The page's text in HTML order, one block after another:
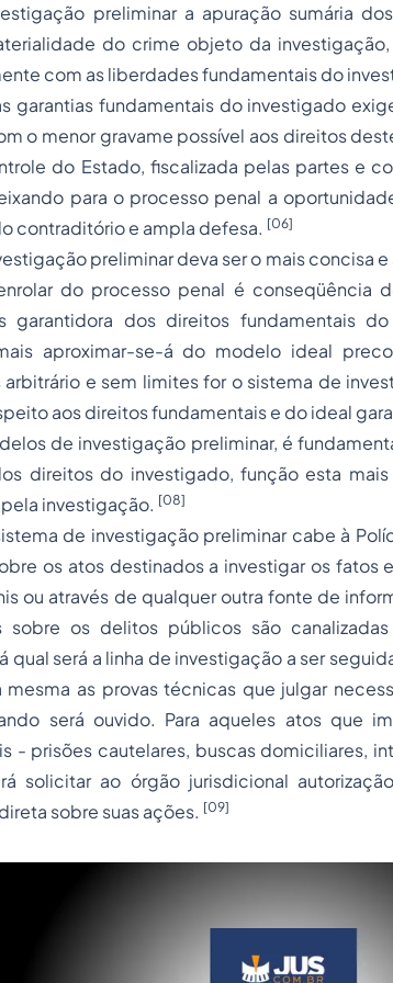
preliminar a apuração sumária
do crime objeto da
com as liberdades fundamentais do
garantias fundamentais do investigado
o menor gravame possível aos direitos
do Estado, fiscalizada pelas partes e
para o processo penal a
contraditório e ampla defesa. [06]
preliminar deva ser o mais concisa
do processo penal é conseqüência
garantidora dos direitos fundamentais
aproximar-se-á do modelo ideal
arbitrário e sem limites for o sistema de
aos direitos fundamentais e do ideal
de investigação preliminar, é
direitos do investigado, função esta
investigação. [08]
de investigação preliminar cabe à
os atos destinados a investigar os fatos
ou através de qualquer outra fonte de
sobre os delitos públicos são
qual será a linha de investigação a ser
mesma as provas técnicas que julgar
será ouvido. Para aqueles atos que
- prisões cautelares, buscas domiciliares,
solicitar ao órgão jurisdicional
direta sobre suas ações. [09]